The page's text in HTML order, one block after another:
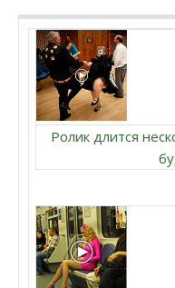
Ролик длится